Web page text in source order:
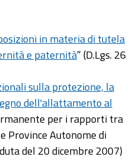
in materia di tutela
e paternità” (D.Lgs. 26
sulla protezione, la
dell'allattamento al
per i rapporti tra
Province Autonome di
del 20 dicembre 2007)